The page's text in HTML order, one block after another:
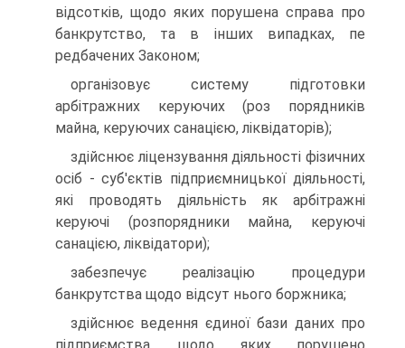
відсотків, щодо яких порушена справа про
банкрутство, та в інших випадках, пе
редбачених Законом;
організовує систему підготовки
арбітражних керуючих (роз порядників
майна, керуючих санацією, ліквідаторів);
здійснює ліцензування діяльності фізичних
осіб - суб'єктів підприємницької діяльності,
які проводять діяльність як арбітражні
керуючі (розпорядники майна, керуючі
санацією, ліквідатори);
забезпечує реалізацію процедури
банкрутства щодо відсут нього боржника;
здійснює ведення єдиної бази даних про